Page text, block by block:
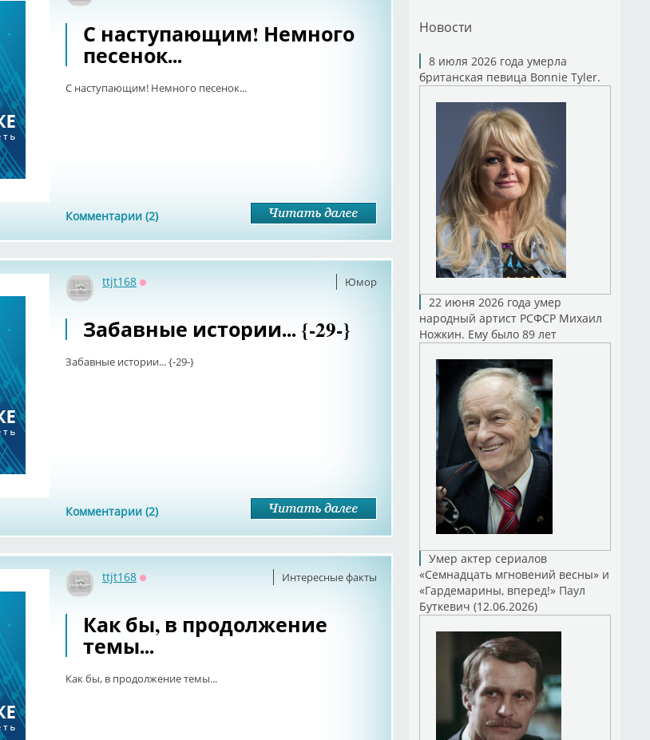
С наступающим! Немного
песенок...
С наступающим! Немного песенок...
Комментарии (2)
Юмор
ttjt168
Забавные истории... {-29-}
Забавные истории... {-29-}
Комментарии (2)
Интересные факты
ttjt168
Как бы, в продолжение
темы...
Как бы, в продолжение темы...
Новости
8 июля 2026 года умерла
британская певица Bonnie Tyler.
22 июня 2026 года умер
народный артист РСФСР Михаил
Ножкин. Ему было 89 лет
Умер актер сериалов
«Семнадцать мгновений весны» и
«Гардемарины, вперед!» Паул
Буткевич (12.06.2026)